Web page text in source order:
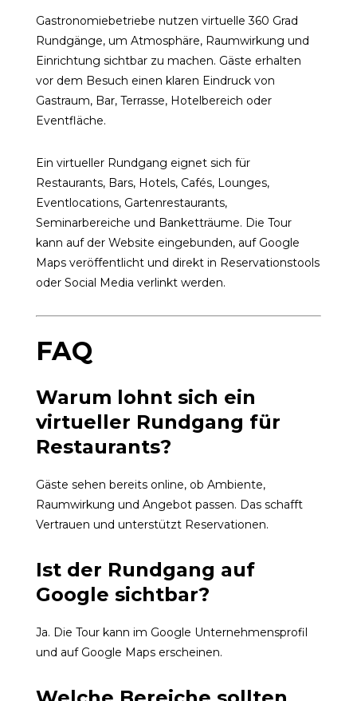
Gastronomiebetriebe nutzen virtuelle 360 Grad
Rundgänge, um Atmosphäre, Raumwirkung und
Einrichtung sichtbar zu machen. Gäste erhalten
vor dem Besuch einen klaren Eindruck von
Gastraum, Bar, Terrasse, Hotelbereich oder
Eventfläche.
Ein virtueller Rundgang eignet sich für
Restaurants, Bars, Hotels, Cafés, Lounges,
Eventlocations, Gartenrestaurants,
Seminarbereiche und Banketträume. Die Tour
kann auf der Website eingebunden, auf Google
Maps veröffentlicht und direkt in Reservationstools
oder Social Media verlinkt werden.
FAQ
Warum lohnt sich ein
virtueller Rundgang für
Restaurants?
Gäste sehen bereits online, ob Ambiente,
Raumwirkung und Angebot passen. Das schafft
Vertrauen und unterstützt Reservationen.
Ist der Rundgang auf
Google sichtbar?
Ja. Die Tour kann im Google Unternehmensprofil
und auf Google Maps erscheinen.